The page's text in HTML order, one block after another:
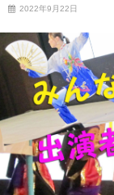
2022年9月22日